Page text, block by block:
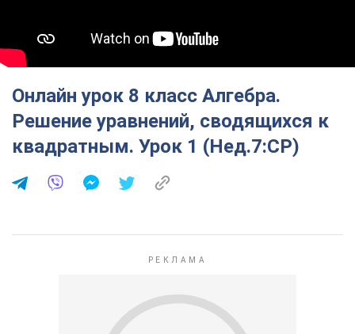
Онлайн урок 8 класс Алгебра.
Решение уравнений, сводящихся к
квадратным. Урок 1 (Нед.7:СР)